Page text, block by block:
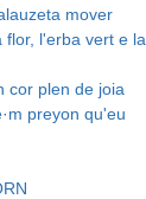
mover
flor, l'erba vert e la
cor plen de joia
preyon qu'eu